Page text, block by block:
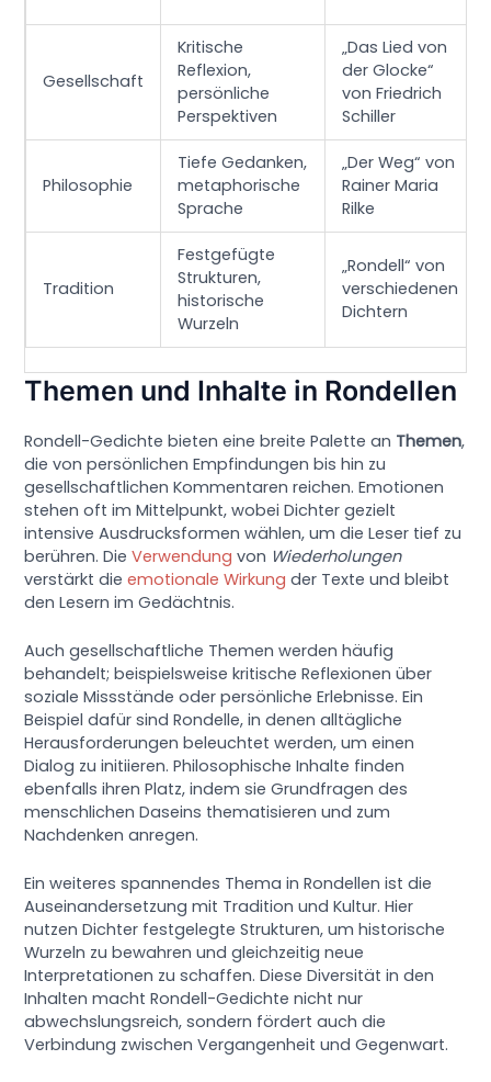
Gesellschaft
Kritische
Reflexion,
persönliche
Perspektiven
„Das Lied von
der Glocke“
von Friedrich
Schiller
Philosophie
Tiefe Gedanken,
metaphorische
Sprache
„Der Weg“ von
Rainer Maria
Rilke
Tradition
Festgefügte
Strukturen,
historische
Wurzeln
„Rondell“ von
verschiedenen
Dichtern
Themen und Inhalte in Rondellen
Rondell-Gedichte bieten eine breite Palette an Themen,
die von persönlichen Empfindungen bis hin zu
gesellschaftlichen Kommentaren reichen. Emotionen
stehen oft im Mittelpunkt, wobei Dichter gezielt
intensive Ausdrucksformen wählen, um die Leser tief zu
berühren. DieVerwendung von Wiederholungen
verstärkt dieemotionale Wirkung der Texte und bleibt
den Lesern im Gedächtnis.
Auch gesellschaftliche Themen werden häufig
behandelt; beispielsweise kritische Reflexionen über
soziale Missstände oder persönliche Erlebnisse. Ein
Beispiel dafür sind Rondelle, in denen alltägliche
Herausforderungen beleuchtet werden, um einen
Dialog zu initiieren. Philosophische Inhalte finden
ebenfalls ihren Platz, indem sie Grundfragen des
menschlichen Daseins thematisieren und zum
Nachdenken anregen.
Ein weiteres spannendes Thema in Rondellen ist die
Auseinandersetzung mit Tradition und Kultur. Hier
nutzen Dichter festgelegte Strukturen, um historische
Wurzeln zu bewahren und gleichzeitig neue
Interpretationen zu schaffen. Diese Diversität in den
Inhalten macht Rondell-Gedichte nicht nur
abwechslungsreich, sondern fördert auch die
Verbindung zwischen Vergangenheit und Gegenwart.